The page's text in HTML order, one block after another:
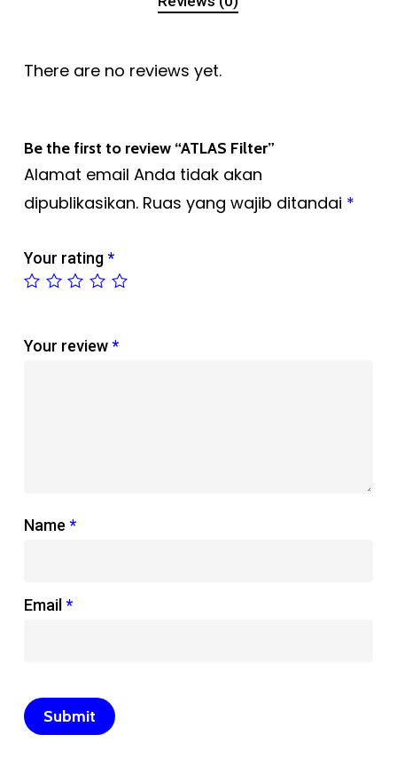
There are no reviews yet.
Be the first to review “ATLAS Filter”
Alamat email Anda tidak akan
dipublikasikan. Ruas yang wajib ditandai *
Your rating*
Your review*
Name *
Email *